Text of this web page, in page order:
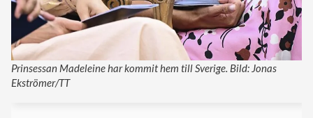
Prinsessan Madeleine har kommit hem till Sverige. Bild: Jonas
Ekströmer/TT